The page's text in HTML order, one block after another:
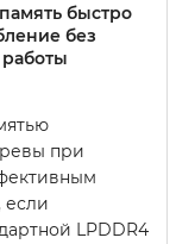
память быстро
без
при
если
LPDDR4